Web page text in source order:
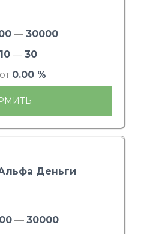
— 30000
10 — 30
0.00 %
Деньги
— 30000